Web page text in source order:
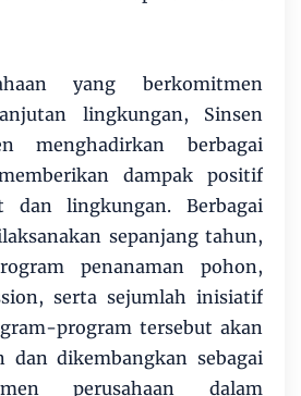
yang berkomitmen
lingkungan, Sinsen
menghadirkan berbagai
dampak positif
dan lingkungan. Berbagai
sepanjang tahun,
penanaman pohon,
serta sejumlah inisiatif
program tersebut akan
dan dikembangkan sebagai
perusahaan dalam